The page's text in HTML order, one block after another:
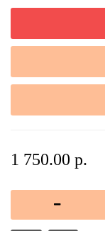
1 750.00 р.